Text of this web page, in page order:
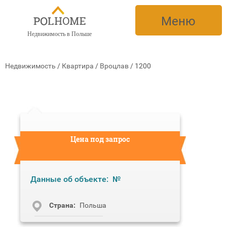
Недвижимость в Польше
Меню
Недвижимость / Квартира / Вроцлав / 1200
Цена под запрос
Данные об объекте: №
Cтрана: Польша